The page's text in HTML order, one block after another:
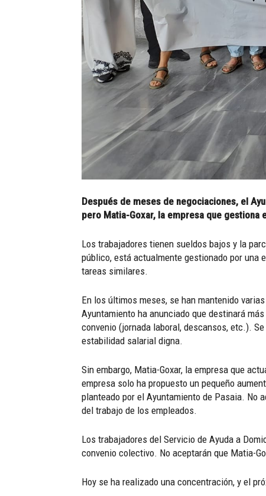
Después de meses de negociaciones, el
pero Matia-Goxar, la empresa que
Los trabajadores tienen sueldos bajos y la
público, está actualmente gestionado por una
tareas similares.
En los últimos meses, se han mantenido
Ayuntamiento ha anunciado que destinará
convenio (jornada laboral, descansos, etc.).
estabilidad salarial digna.
Sin embargo, Matia-Goxar, la empresa que
empresa solo ha propuesto un pequeño
planteado por el Ayuntamiento de Pasaia. No
del trabajo de los empleados.
Los trabajadores del Servicio de Ayuda a
convenio colectivo. No aceptarán que Matia-
Hoy se ha realizado una concentración, y el